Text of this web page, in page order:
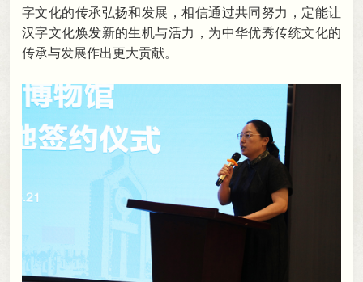
字文化的传承弘扬和发展，相信通过共同努力 ， 定能让
汉字文化焕发新的生机与活力，为中华优秀传统文化的
传承与发展作出更大贡献。